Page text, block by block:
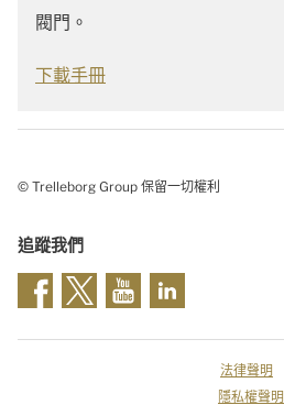
閥門。
下載手冊
© Trelleborg Group 保留一切權利
追蹤我們
法律聲明
隱私權聲明